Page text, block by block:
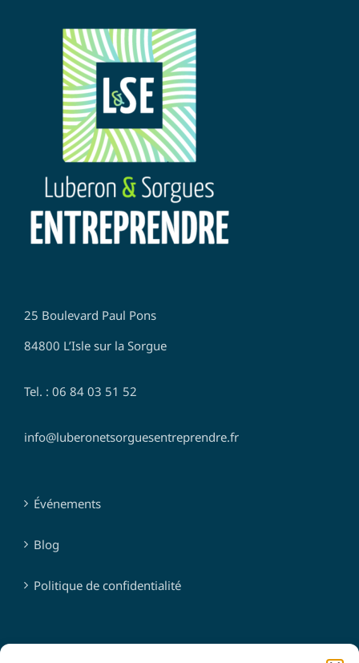
25 Boulevard Paul Pons
84800 L’Isle sur la Sorgue
Tel. : 06 84 03 51 52
info@luberonetsorguesentreprendre.fr
Événements
Blog
Politique de confidentialité